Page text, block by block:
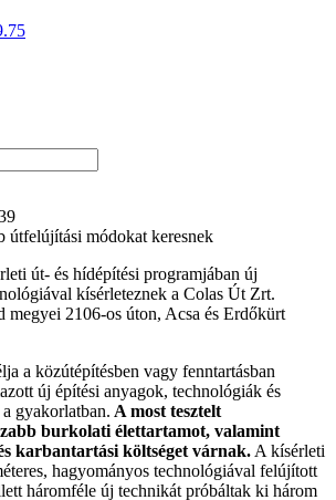
útfelújítási módokat keresnek
út- és hídépítési programjában új
kísérleteznek a Colas Út Zrt.
megyei 2106-os úton, Acsa és Erdőkürt
a közútépítésben vagy fenntartásban
új építési anyagok, technológiák és
gyakorlatban. A most tesztelt
burkolati élettartamot, valamint
karbantartási költséget várnak. A kísérleti
hagyományos technológiával felújított
háromféle új technikát próbáltak ki három